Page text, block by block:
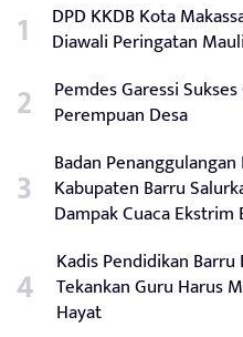
DPD KKDB Kota
Diawali Peringatan
Pemdes Garessi
Perempuan Desa
Badan
Kabupaten Barru
Dampak Cuaca Ekstrim
Kadis Pendidikan Barru
Tekankan Guru Harus
Hayat